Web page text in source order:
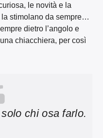
le novità e la
stimolano da sempre…
dietro l’angolo e
chiacchiera, per così
chi osa farlo.